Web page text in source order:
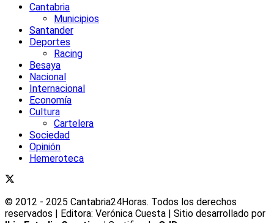
Cantabria
Municipios
Santander
Deportes
Racing
Besaya
Nacional
Internacional
Economía
Cultura
Cartelera
Sociedad
Opinión
Hemeroteca
© 2012 - 2025 Cantabria24Horas. Todos los derechos
reservados | Editora: Verónica Cuesta | Sitio desarrollado por